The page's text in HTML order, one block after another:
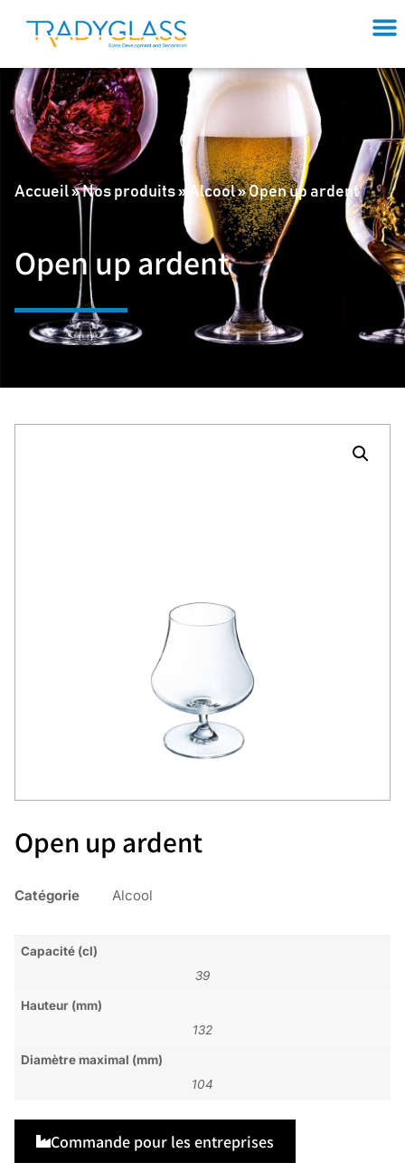
Accueil»Nos produits» Alcool»Open up ardent
Open up ardent
Open up ardent
Catégorie Alcool
Capacité (cl)
39
Hauteur (mm)
132
Diamètre maximal (mm)
104
Commande pour les entreprises